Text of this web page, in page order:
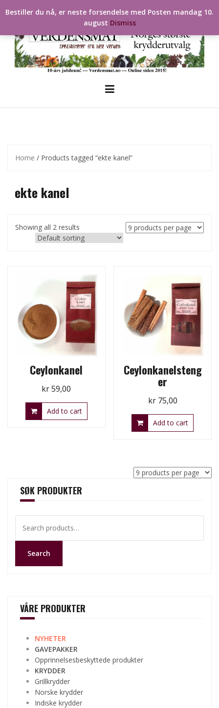
to
Home / Products tagged “ekte kanel”
ekte kanel
Showing all 2 results
Ceylonkanel
kr59,00
Add to cart
Ceylonkanelsteng
er
kr75,00
Add to cart
SØK PRODUKTER
for:
Search
VÅRE PRODUKTER
NYHETER
GAVEPAKKER
Opprinnelsesbeskyttede produkter
KRYDDER
Grillkrydder
Norske krydder
Indiske krydder
Bestiller du nå, er neste forsendelse med Posten mandag 10.
august Dismiss